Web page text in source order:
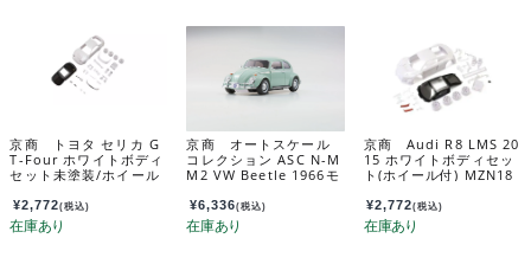
京商 トヨタ セリカ G
T-Four ホワイトボディ
セット未塗装/ホイール
¥2,772(税込)
京商 オートスケール
コレクション ASC N-M
M2 VW Beetle 1966モ
P164BBL
¥6,336(税込)
京商 Audi R8 LMS 20
15 ホワイトボディセッ
ト(ホイール付) MZN18
¥2,772(税込)